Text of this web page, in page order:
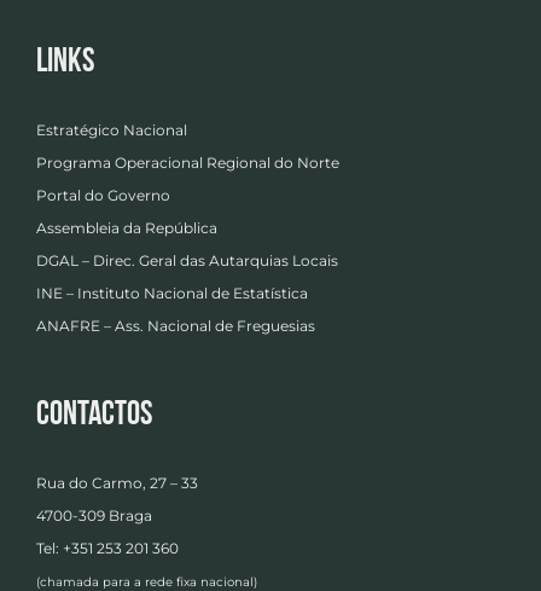
Links
Estratégico Nacional
Programa Operacional Regional do Norte
Portal do Governo
Assembleia da República
DGAL – Direc. Geral das Autarquias Locais
INE – Instituto Nacional de Estatística
ANAFRE – Ass. Nacional de Freguesias
Contactos
Rua do Carmo, 27 – 33
4700-309 Braga
Tel: +351 253 201 360
(chamada para a rede fixa nacional)